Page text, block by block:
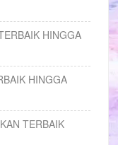
HINGGA
HINGGA
TERBAIK